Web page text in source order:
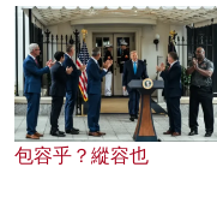
包容乎？縱容也